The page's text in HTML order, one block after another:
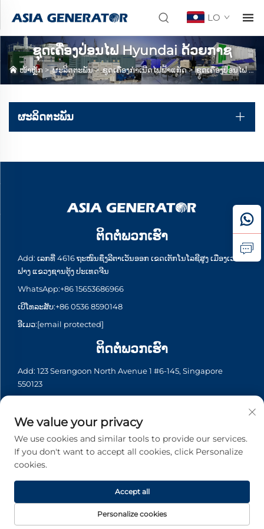
LO
ຊຸດເຄື່ອງປ່ອນໄຟ Hyundai ດ້ວຍກາຊ
ໜ້າຫຼັກ >ຜະລິດຕະພັນ>ຊຸດເຄື່ອງກໍາເນີດໄຟຟ້າແກັດ>ຊຸດເຄື່ອງປ່ອນໄຟ Hyundai ດ້ວຍກາຊ
ຜະລິດຕະພັນ
ຕິດຕໍ່ພວກເຮົາ
Add: ເລກທີ່ 4616 ຖະໜົນຊຶງລີຕາເວັນອອກ ເຂດເຕັກໂນໂລຊີສູງ ເມືອງເວຍ
ຟາງ ແຂວງຊານຕຸ້ງ ປະເທດຈີນ
WhatsApp:+86 15653686966
ເບີໂທລະສັບ:+86 0536 8590148
ອີເມວ:[email protected]
ຕິດຕໍ່ພວກເຮົາ
Add: 123 Serangoon North Avenue 1 #6-145, Singapore
550123
ເບີໂທລະສັບ:+65 6935 2033
ອີເມວ:[email protected]
ລິขະສິດ © 2026 Asia Generator Co., Ltd. ທຸກລິຂະສິດຖືກຮັກສາ. -
ນະໂຍບາຍຄວາມເປັນສ່ວນຕົວ
We value your privacy
We use cookies and similar tools to provide our services.
If you don't want to accept all cookies, click Personalize
cookies.
Personalize cookies
Accept all